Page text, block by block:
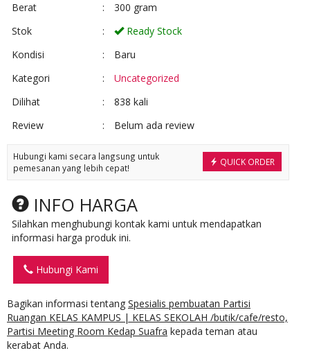
Berat
:
300 gram
Stok
:
Ready Stock
Kondisi
:
Baru
Kategori
:
Uncategorized
Dilihat
:
838 kali
Review
: Belum ada review
QUICK ORDER
Hubungi kami secara langsung untuk
pemesanan yang lebih cepat!
INFO HARGA
Silahkan menghubungi kontak kami untuk mendapatkan
informasi harga produk ini.
Hubungi Kami
Bagikan informasi tentang Spesialis pembuatan Partisi
Ruangan KELAS KAMPUS | KELAS SEKOLAH /butik/cafe/resto,
Partisi Meeting Room Kedap Suafra kepada teman atau
kerabat Anda.